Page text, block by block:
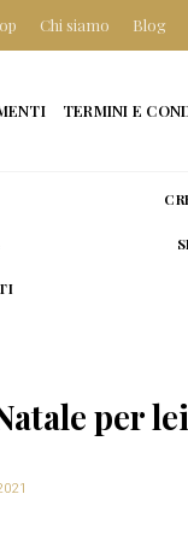
Chi siamo Blog
TERMINI E
per